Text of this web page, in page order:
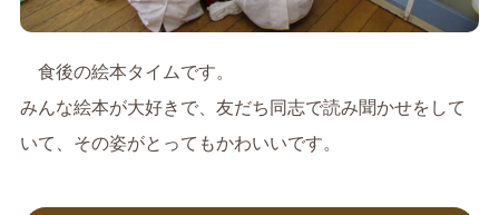
食後の絵本タイムです。
みんな絵本が大好きで、友だち同志で読み聞かせをして
いて、その姿がとってもかわいいです。